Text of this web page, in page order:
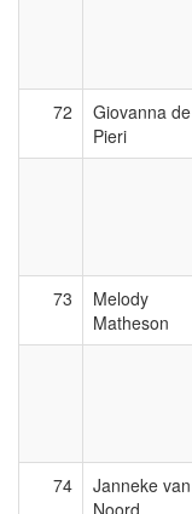
72
Giovanna de
Pieri
73
Melody
Matheson
74
Janneke van